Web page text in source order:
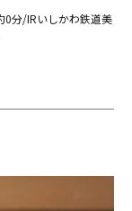
0分/IRいしかわ鉄道美